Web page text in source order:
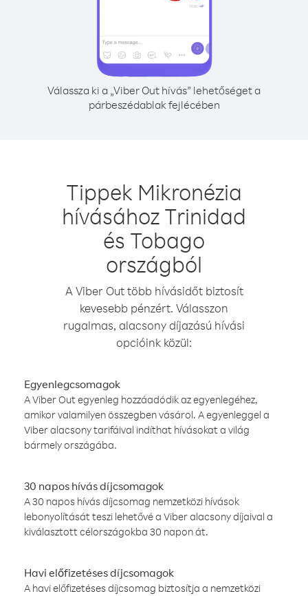
Válassza ki a „Viber Out hívás” lehetőséget a
párbeszédablak fejlécében
Tippek Mikronézia
hívásához Trinidad
és Tobago
országból
A Viber Out több hívásidőt biztosít
kevesebb pénzért. Válasszon
rugalmas, alacsony díjazású hívási
opcióink közül:
Egyenlegcsomagok
A Viber Out egyenleg hozzáadódik az egyenlegéhez,
amikor valamilyen összegben vásárol. A egyenleggel a
Viber alacsony tarifáival indíthat hívásokat a világ
bármely országába.
30 napos hívás díjcsomagok
A 30 napos hívás díjcsomag nemzetközi hívások
lebonyolítását teszi lehetővé a Viber alacsony díjaival a
kiválasztott célországokba 30 napon át.
Havi előfizetéses díjcsomagok
A havi előfizetéses díjcsomag biztosítja a nemzetközi